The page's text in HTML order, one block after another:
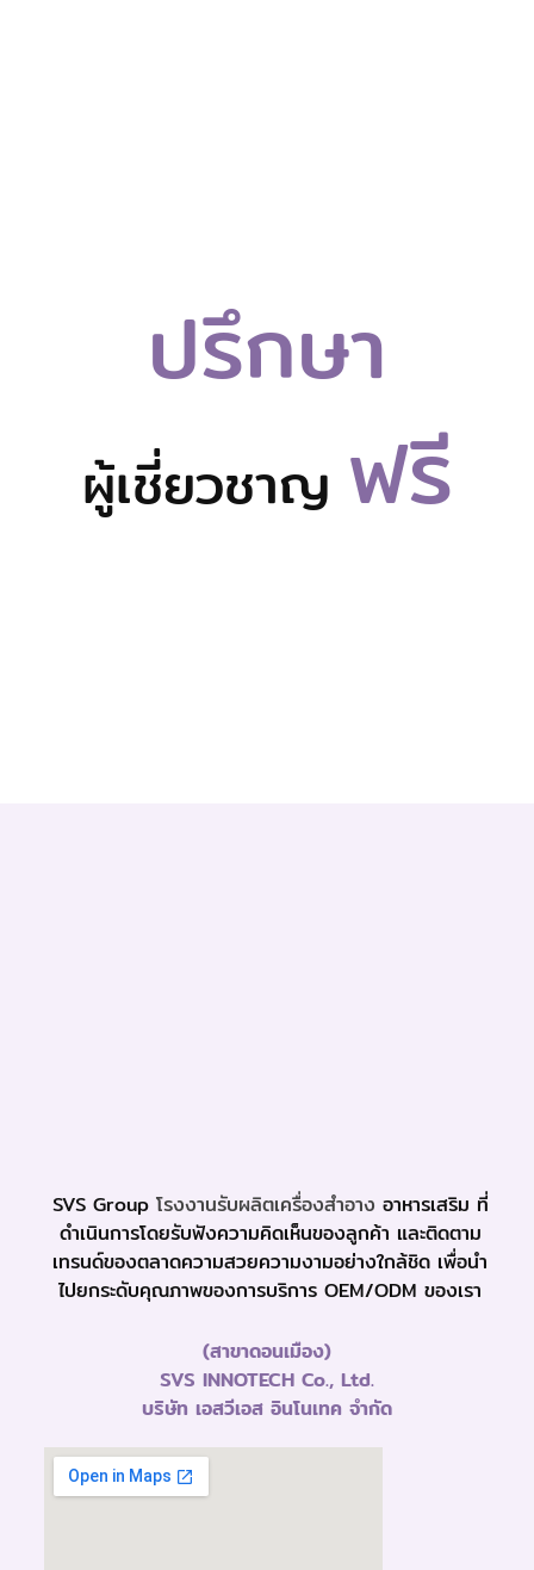
ปรึกษา
ผู้เชี่ยวชาญ ฟรี
SVS Group โรงงานรับผลิตเครื่องสำอาง อาหารเสริม ที่
ดำเนินการโดยรับฟังความคิดเห็นของลูกค้า และติดตาม
เทรนด์ของตลาดความสวยความงามอย่างใกล้ชิด เพื่อนำ
ไปยกระดับคุณภาพของการบริการ OEM/ODM ของเรา
(สาขาดอนเมือง)
SVS INNOTECH Co., Ltd.
บริษัท เอสวีเอส อินโนเทค จำกัด